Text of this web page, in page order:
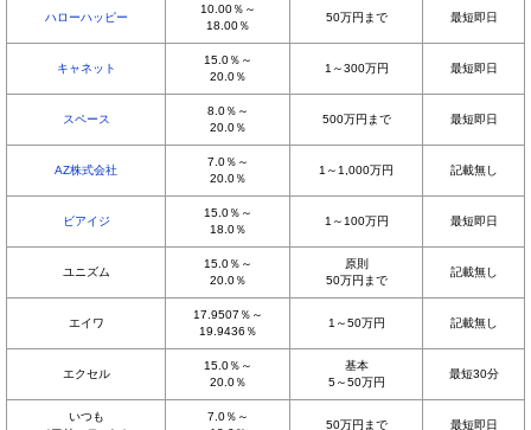
ハローハッピー
10.00％～
18.00％
50万円まで 最短即日
キャネット
15.0％～
20.0％
1～300万円 最短即日
スペース
8.0％～
20.0％
500万円まで 最短即日
AZ株式会社
7.0％～
20.0％
1～1,000万円 記載無し
ビアイジ
15.0％～
18.0％
1～100万円 最短即日
ユニズム
15.0％～
20.0％
原則
50万円まで
記載無し
エイワ
17.9507％～
19.9436％
1～50万円 記載無し
エクセル
15.0％～
20.0％
基本
5～50万円
最短30分
いつも
7.0％～
50万円まで 最短即日